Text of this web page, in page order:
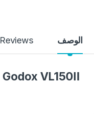
الوصف Reviews
Godox VL150II